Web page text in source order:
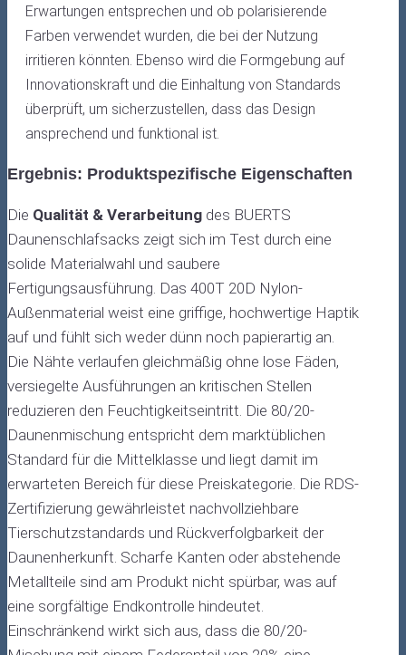
Erwartungen entsprechen und ob polarisierende
Farben verwendet wurden, die bei der Nutzung
irritieren könnten. Ebenso wird die Formgebung auf
Innovationskraft und die Einhaltung von Standards
überprüft, um sicherzustellen, dass das Design
ansprechend und funktional ist.
Ergebnis: Produktspezifische Eigenschaften
Die Qualität & Verarbeitung des BUERTS
Daunenschlafsacks zeigt sich im Test durch eine
solide Materialwahl und saubere
Fertigungsausführung. Das 400T 20D Nylon-
Außenmaterial weist eine griffige, hochwertige Haptik
auf und fühlt sich weder dünn noch papierartig an.
Die Nähte verlaufen gleichmäßig ohne lose Fäden,
versiegelte Ausführungen an kritischen Stellen
reduzieren den Feuchtigkeitseintritt. Die 80/20-
Daunenmischung entspricht dem marktüblichen
Standard für die Mittelklasse und liegt damit im
erwarteten Bereich für diese Preiskategorie. Die RDS-
Zertifizierung gewährleistet nachvollziehbare
Tierschutzstandards und Rückverfolgbarkeit der
Daunenherkunft. Scharfe Kanten oder abstehende
Metallteile sind am Produkt nicht spürbar, was auf
eine sorgfältige Endkontrolle hindeutet.
Einschränkend wirkt sich aus, dass die 80/20-